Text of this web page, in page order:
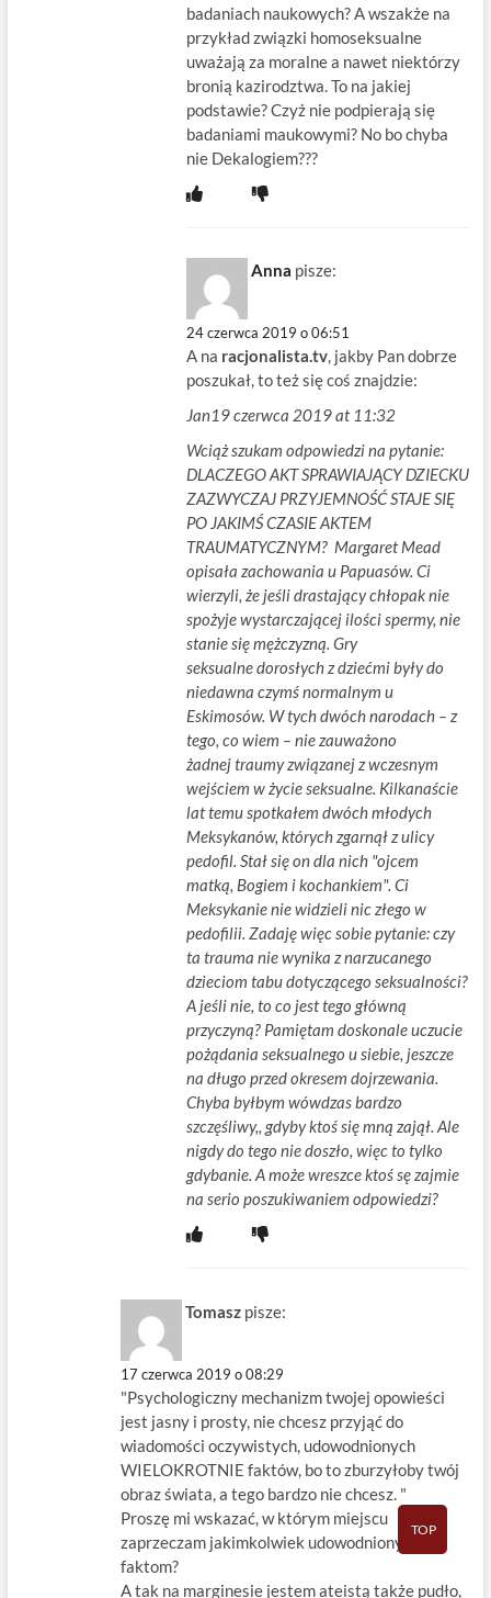
badaniach naukowych? A wszakże na
przykład związki homoseksualne
uważają za moralne a nawet niektórzy
bronią kazirodztwa. To na jakiej
podstawie? Czyż nie podpierają się
badaniami maukowymi? No bo chyba
nie Dekalogiem???
Anna pisze:
24 czerwca 2019 o 06:51
A na racjonalista.tv, jakby Pan dobrze
poszukał, to też się coś znajdzie:
Jan19 czerwca 2019 at 11:32
Wciąż szukam odpowiedzi na pytanie:
DLACZEGO AKT SPRAWIAJĄCY DZIECKU
ZAZWYCZAJ PRZYJEMNOŚĆ STAJE SIĘ
PO JAKIMŚ CZASIE AKTEM
TRAUMATYCZNYM? Margaret Mead
opisała zachowania u Papuasów. Ci
wierzyli, że jeśli drastający chłopak nie
spożyje wystarczającej ilości spermy, nie
stanie się mężczyzną. Gry
seksualne dorosłych z dziećmi były do
niedawna czymś normalnym u
Eskimosów. W tych dwóch narodach – z
tego, co wiem – nie zauważono
żadnej traumy związanej z wczesnym
wejściem w życie seksualne. Kilkanaście
lat temu spotkałem dwóch młodych
Meksykanów, których zgarnął z ulicy
pedofil. Stał się on dla nich "ojcem
matką, Bogiem i kochankiem". Ci
Meksykanie nie widzieli nic złego w
pedofilii. Zadaję więc sobie pytanie: czy
ta trauma nie wynika z narzucanego
dzieciom tabu dotyczącego seksualności?
A jeśli nie, to co jest tego główną
przyczyną? Pamiętam doskonale uczucie
pożądania seksualnego u siebie, jeszcze
na długo przed okresem dojrzewania.
Chyba byłbym wówdzas bardzo
szczęśliwy,, gdyby ktoś się mną zajął. Ale
nigdy do tego nie doszło, więc to tylko
gdybanie. A może wreszce ktoś sę zajmie
na serio poszukiwaniem odpowiedzi?
Tomasz pisze:
17 czerwca 2019 o 08:29
"Psychologiczny mechanizm twojej opowieści
jest jasny i prosty, nie chcesz przyjąć do
wiadomości oczywistych, udowodnionych
WIELOKROTNIE faktów, bo to zburzyłoby twój
obraz świata, a tego bardzo nie chcesz. "
Proszę mi wskazać, w którym miejscu
zaprzeczam jakimkolwiek udowodnionym
faktom?
A tak na marginesie jestem ateistą także pudło,
TOP